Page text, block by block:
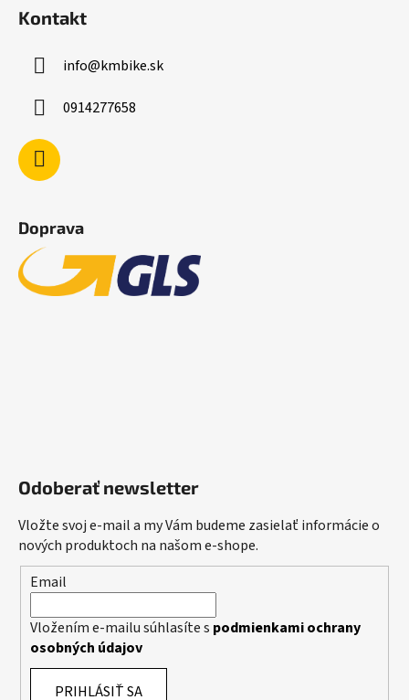
Kontakt
info@kmbike.sk
0914277658
Doprava
Odoberať newsletter
Vložte svoj e-mail a my Vám budeme zasielať informácie o
nových produktoch na našom e-shope.
Email
Vložením e-mailu súhlasíte s podmienkami ochrany
osobných údajov
PRIHLÁSIŤ SA